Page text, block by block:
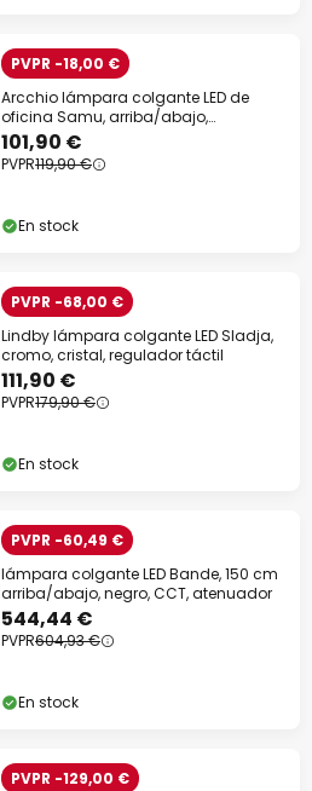
PVPR -18,00 €
Arcchio lámpara colgante LED de
oficina Samu, arriba/abajo,
atenuable, aluminio
101,90 €
PVPR119,90 €
En stock
PVPR -68,00 €
Lindby lámpara colgante LED Sladja,
cromo, cristal, regulador táctil
111,90 €
PVPR179,90 €
En stock
PVPR -60,49 €
lámpara colgante LED Bande, 150 cm
arriba/abajo, negro, CCT, atenuador
544,44 €
PVPR604,93 €
En stock
PVPR -129,00 €